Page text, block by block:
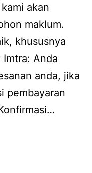
akan
maklum.
khususnya
Imtra: Anda
anda, jika
pembayaran